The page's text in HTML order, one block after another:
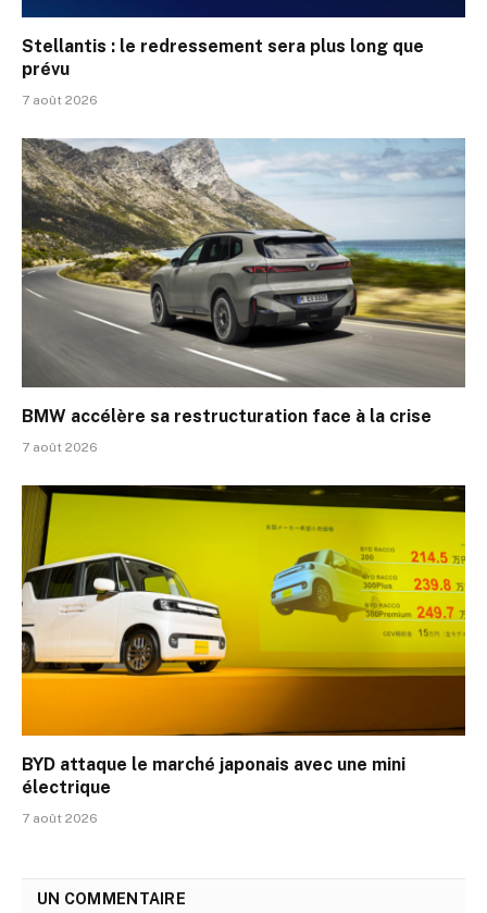
Stellantis : le redressement sera plus long que
prévu
7 août 2026
BMW accélère sa restructuration face à la crise
7 août 2026
BYD attaque le marché japonais avec une mini
électrique
7 août 2026
UN COMMENTAIRE